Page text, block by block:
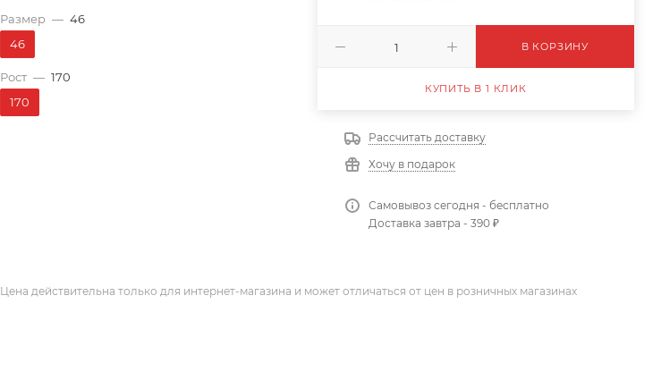
Размер — 46
46
Рост — 170
170
В КОРЗИНУ
КУПИТЬ В 1 КЛИК
Рассчитать доставку
Хочу в подарок
Самовывоз сегодня - бесплатно
Доставка завтра - 390 ₽
Цена действительна только для интернет-магазина и может отличаться от цен в розничных магазинах